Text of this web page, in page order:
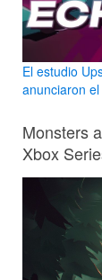
El estudio
anunciaron
Monsters
Xbox